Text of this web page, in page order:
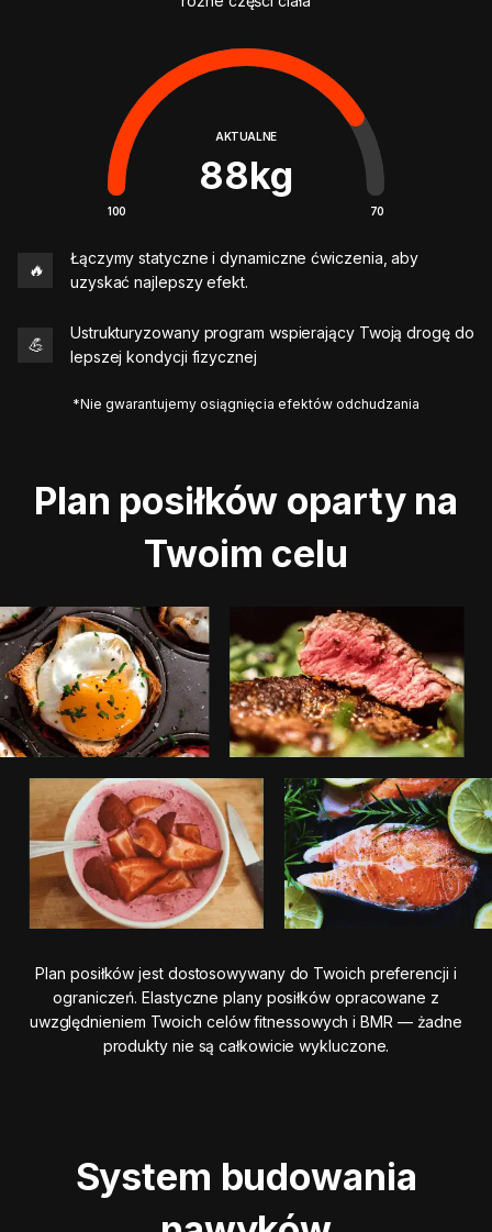
AKTUALNE
88kg
100 70
🔥
Łączymy statyczne i dynamiczne ćwiczenia, aby
uzyskać najlepszy efekt.
💪
Ustrukturyzowany program wspierający Twoją drogę do
lepszej kondycji fizycznej
*Nie gwarantujemy osiągnięcia efektów odchudzania
Plan posiłków oparty na
Twoim celu
Plan posiłków jest dostosowywany do Twoich preferencji i
ograniczeń. Elastyczne plany posiłków opracowane z
uwzględnieniem Twoich celów fitnessowych i BMR — żadne
produkty nie są całkowicie wykluczone.
System budowania